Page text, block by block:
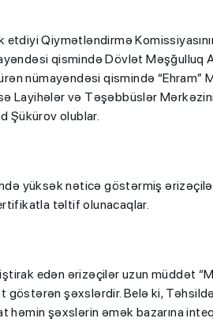
etdiyi Qiymətləndirmə
qismində Dövlət Məşğulluq
nümayəndəsi qismində “Ehram”
Layihələr və Təşəbbüslər
Şükürov olublar.
yüksək nəticə göstərmiş
təltif olunacaqlar.
edən ərizəçilər uzun müddət
göstərən şəxslərdir. Belə ki,
şəxslərin əmək bazarına